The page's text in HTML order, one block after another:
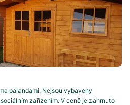
palandami. Nejsou vybaveny
zařízením. V ceně je zahrnuto